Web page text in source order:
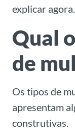
explicar agora.
Qual
de
Os tipos de
apresentam
construtivas.